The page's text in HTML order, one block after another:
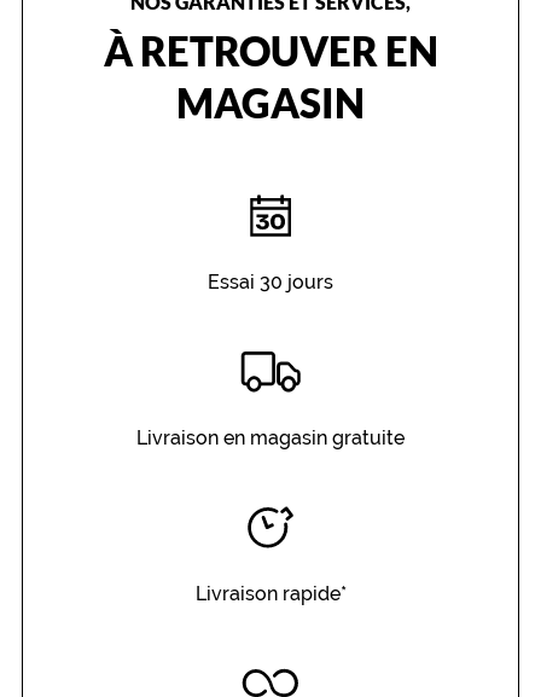
À RETROUVER EN
MAGASIN
Essai 30 jours
Livraison en magasin gratuite
Livraison rapide*